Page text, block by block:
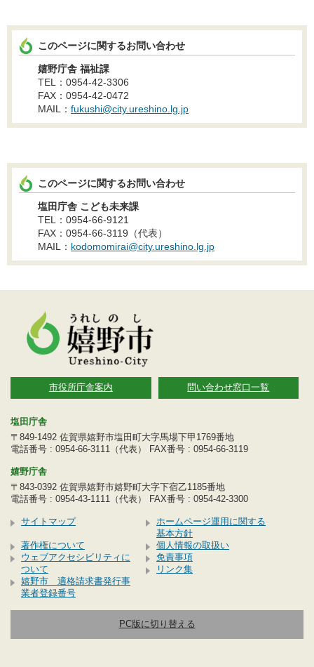
このページに関するお問い合わせ
嬉野庁舎 福祉課
TEL：0954-42-3306
FAX：0954-42-0472
MAIL： fukushi@city.ureshino.lg.jp
このページに関するお問い合わせ
塩田庁舎 こども未来課
TEL：0954-66-9121
FAX：0954-66-3119（代表）
MAIL： kodomomirai@city.ureshino.lg.jp
市役所庁舎案内 問い合わせ窓口一覧
塩田庁舎
〒849-1492 佐賀県嬉野市塩田町大字馬場下甲1769番地
電話番号 : 0954-66-3111（代表） FAX番号 : 0954-66-3119
嬉野庁舎
〒843-0392 佐賀県嬉野市嬉野町大字下宿乙1185番地
電話番号 : 0954-43-1111（代表） FAX番号 : 0954-42-3300
サイトマップ
ホームページ運用に関する
基本方針
著作権について
個人情報の取扱い
ウェブアクセシビリティに
ついて
免責事項
リンク集
嬉野市 適格請求書発行事
業者登録番号
PC版に切り替える